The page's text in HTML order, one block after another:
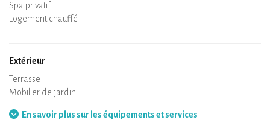
Micro-ondes
Cafetière
Bouilloire
Plaque de cuisson
Four
Réfrigérateur
Vaisselle
Lave-vaisselle
Chaise bébé
Spa privatif
Sauna privatif
Tables et chaises/tabourets
Air conditionné
Logement chauffé
Extérieur
Terrasse
Mobilier de jardin
En savoir plus sur les équipements et services